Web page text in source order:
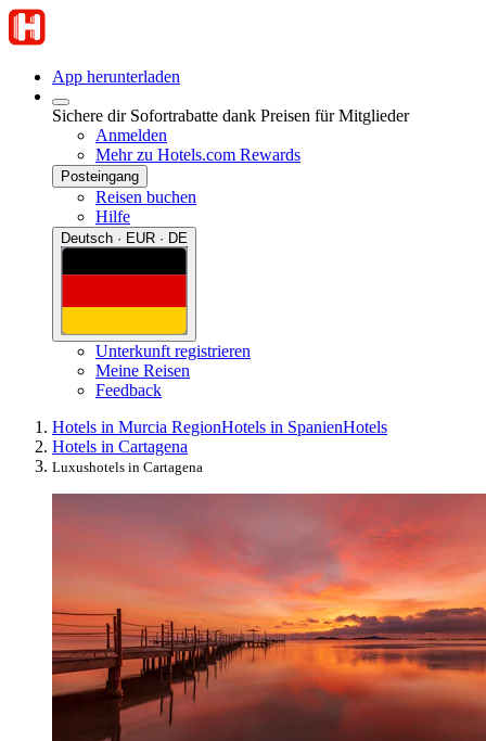
App herunterladen
Sichere dir Sofortrabatte dank Preisen für Mitglieder
Anmelden
Mehr zu Hotels.com Rewards
Posteingang
Reisen buchen
Hilfe
Deutsch · EUR · DE
Unterkunft registrieren
Meine Reisen
Feedback
Hotels in Murcia RegionHotels in SpanienHotels
Hotels in Cartagena
Luxushotels in Cartagena